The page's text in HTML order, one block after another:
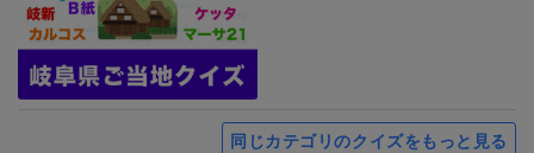
同じカテゴリのクイズをもっと見る